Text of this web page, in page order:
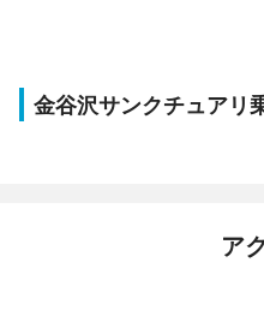
金谷沢サンクチュアリ
ア